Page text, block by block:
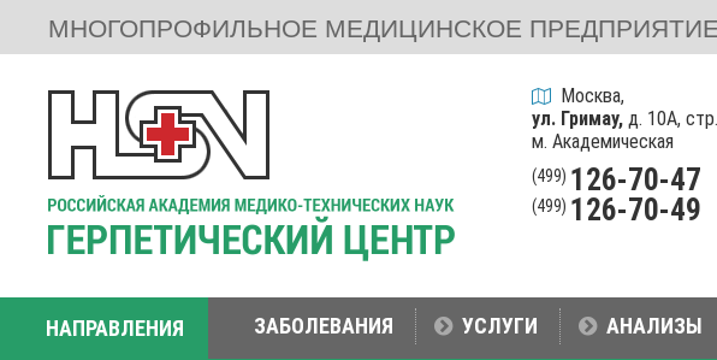
МНОГОПРОФИЛЬНОЕ МЕДИЦИНСКОЕ ПРЕДПРИЯТИЕ
Москва,
ул. Гримау,д. 10А,
м. Академическая
(499) 126-70-47
(499) 126-70-49
НАПРАВЛЕНИЯ ЗАБОЛЕВАНИЯ УСЛУГИ АНАЛИЗЫ